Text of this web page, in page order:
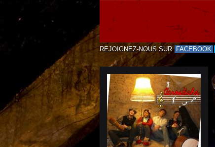
REJOIGNEZ-NOUS SUR FACEBOOK